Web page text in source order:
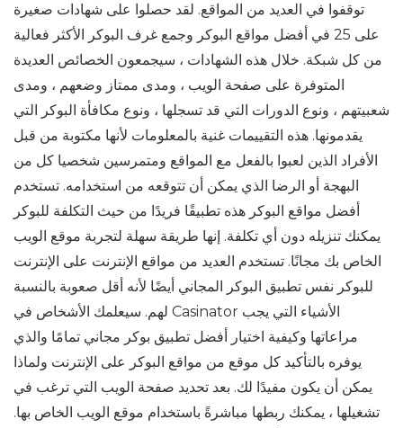
توقفوا في العديد من المواقع. لقد حصلوا على شهادات صغيرة
على 25 في أفضل مواقع البوكر وجمع غرف البوكر الأكثر فعالية
من كل شبكة. خلال هذه الشهادات ، سيجمعون الخصائص العديدة
المتوفرة على صفحة الويب ، ومدى ممتاز وضعهم ، ومدى
شعبيتهم ، ونوع الدورات التي قد تسجلها ، ونوع مكافأة البوكر التي
يقدمونها. هذه التقييمات غنية بالمعلومات لأنها مكتوبة من قبل
الأفراد الذين لعبوا بالفعل مع المواقع ومتمرسين شخصيا كل من
البهجة أو الرضا الذي يمكن أن تتوقعه من استخدامه. تستخدم
أفضل مواقع البوكر هذه تطبيقًا فريدًا من حيث التكلفة للبوكر
يمكنك تنزيله دون أي تكلفة. إنها طريقة سهلة لتجربة موقع الويب
الخاص بك مجانًا. تستخدم العديد من مواقع الإنترنت على الإنترنت
للبوكر نفس تطبيق البوكر المجاني أيضًا لأنه أقل صعوبة بالنسبة
لهم. سيعلمك الأشخاص في Casinator الأشياء التي يجب
مراعاتها وكيفية اختيار أفضل تطبيق بوكر مجاني تمامًا والذي
يوفره بالتأكيد كل موقع من مواقع البوكر على الإنترنت ولماذا
يمكن أن يكون مفيدًا لك. بعد تحديد صفحة الويب التي ترغب في
تشغيلها ، يمكنك ربطها مباشرةً باستخدام موقع الويب الخاص بها.